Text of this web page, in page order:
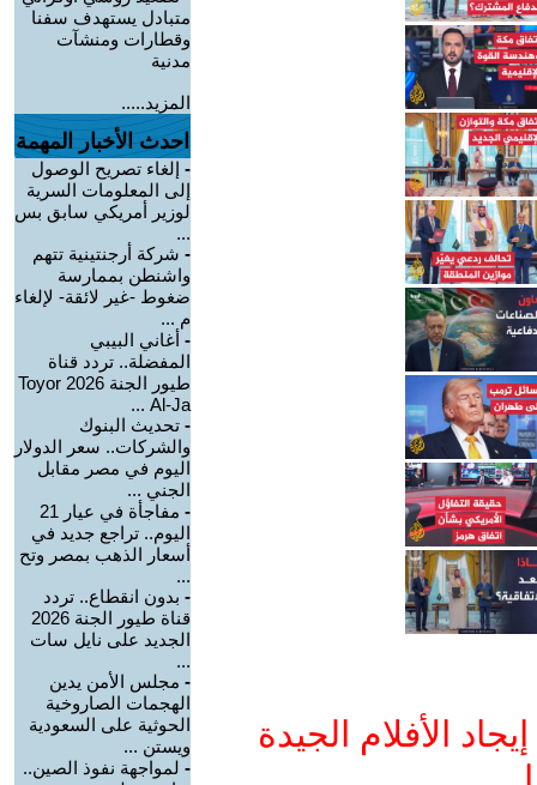
الأفلام الجيدة
متبادل يستهدف سفنا
وقطارات ومنشآت
مدنية
المزيد.....
احدث الأخبار المهمة
- إلغاء تصريح الوصول
إلى المعلومات السرية
لوزير أمريكي سابق بس
...
- شركة أرجنتينية تتهم
واشنطن بممارسة
ضغوط -غير لائقة- لإلغاء
م ...
- أغاني البيبي
المفضلة.. تردد قناة
طيور الجنة 2026 Toyor
Al-Ja ...
- تحديث البنوك
والشركات.. سعر الدولار
اليوم في مصر مقابل
الجني ...
-
مفاجأة في عيار 21
اليوم.. تراجع جديد في
أسعار الذهب بمصر وتح
...
- بدون انقطاع.. تردد
قناة طيور الجنة 2026
الجديد على نايل سات
...
- مجلس الأمن يدين
الهجمات الصاروخية
الحوثية على السعودية
ويستن ...
- لمواجهة نفوذ الصين..